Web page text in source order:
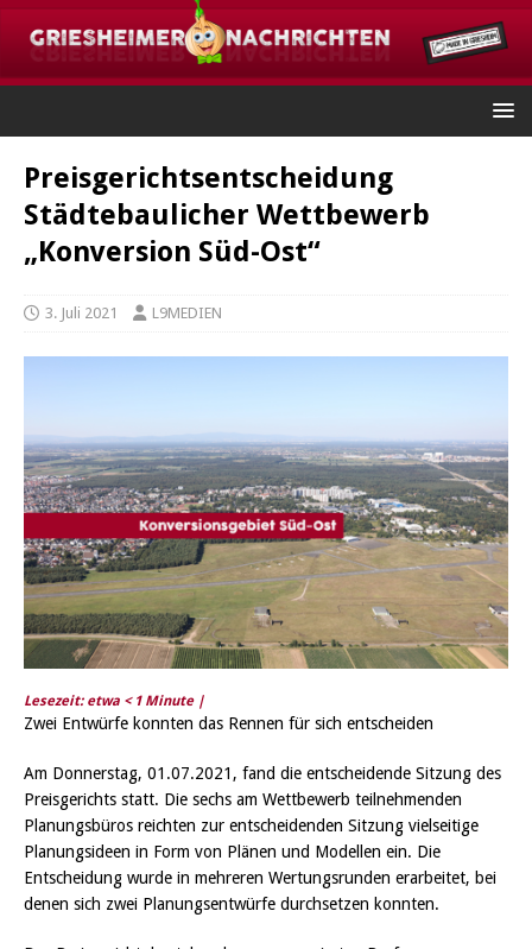
Preisgerichtsentscheidung
Städtebaulicher Wettbewerb
„Konversion Süd-Ost“
3. Juli 2021 L9MEDIEN
Lesezeit: etwa < 1 Minute |
Zwei Entwürfe konnten das Rennen für sich entscheiden
Am Donnerstag, 01.07.2021, fand die entscheidende Sitzung des
Preisgerichts statt. Die sechs am Wettbewerb teilnehmenden
Planungsbüros reichten zur entscheidenden Sitzung vielseitige
Planungsideen in Form von Plänen und Modellen ein. Die
Entscheidung wurde in mehreren Wertungsrunden erarbeitet, bei
denen sich zwei Planungsentwürfe durchsetzen konnten.